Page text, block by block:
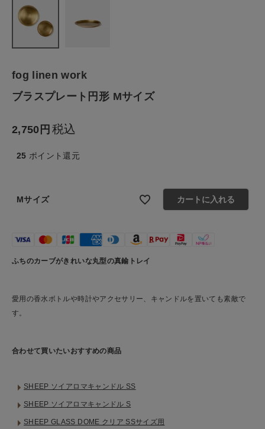
ナチュラル服
生活雑貨
食品
ギフト
ブランド
ご利用ガイド
ショップリスト
fog linen work
ブラスプレート円形 Mサイズ
2,750 税込
25 ポイント還元
Mサイズ カートに入れる
ふちのカーブがきれいな丸型の真鍮トレイ
愛用の香水ボトルや時計やアクセサリー、キャンドルを置いても素敵で
す。
合わせて買いたいおすすめの商品
SHEEP ソイアロマキャンドル SS
SHEEP ソイアロマキャンドル S
SHEEP GLASS DOME クリア SSサイズ用